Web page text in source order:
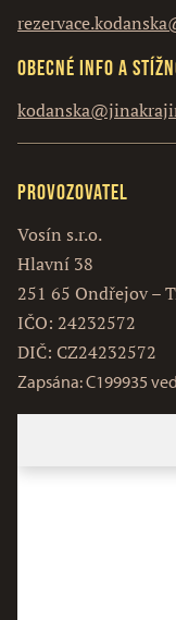
Obecné info a
Provozovatel
Vosín s.r.o.
Hlavní 38
251 65 Ondřejov –
IČO: 24232572
DIČ: CZ24232572
Zapsána: C199935